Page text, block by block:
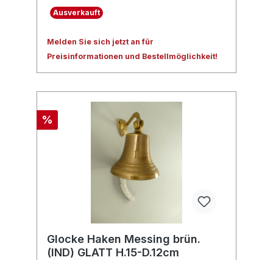
Ausverkauft
Melden Sie sich jetzt an für
Preisinformationen und Bestellmöglichkeit!
%
Glocke Haken Messing brün.
(IND) GLATT H.15-D.12cm